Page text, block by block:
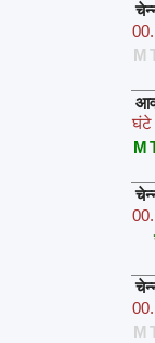
M
घंटे
M
M